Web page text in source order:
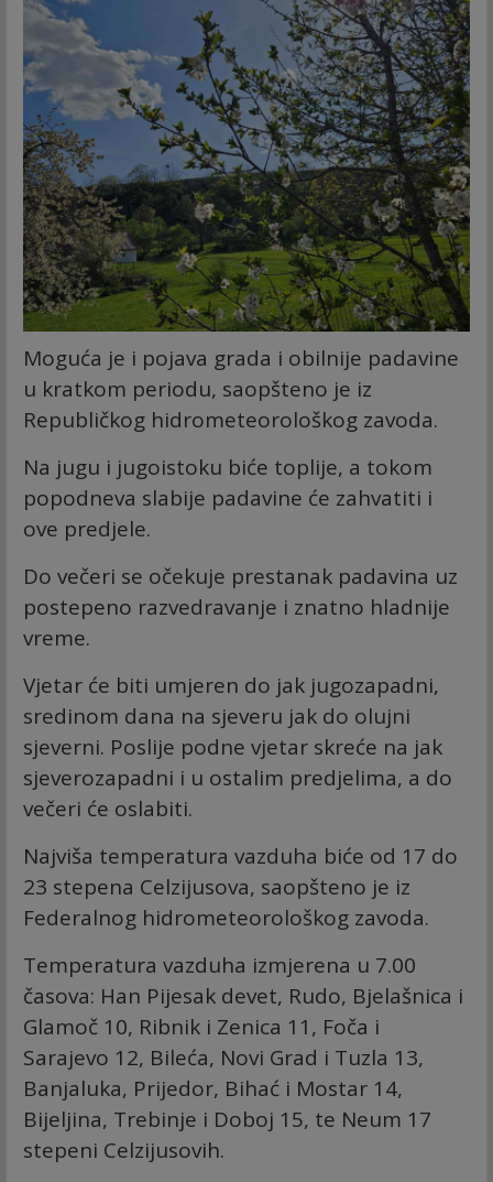
Moguća je i pojava grada i obilnije padavine
u kratkom periodu, saopšteno je iz
Republičkog hidrometeorološkog zavoda.
Na jugu i jugoistoku biće toplije, a tokom
popodneva slabije padavine će zahvatiti i
ove predjele.
Do večeri se očekuje prestanak padavina uz
postepeno razvedravanje i znatno hladnije
vreme.
Vjetar će biti umjeren do jak jugozapadni,
sredinom dana na sjeveru jak do olujni
sjeverni. Poslije podne vjetar skreće na jak
sjeverozapadni i u ostalim predjelima, a do
večeri će oslabiti.
Najviša temperatura vazduha biće od 17 do
23 stepena Celzijusova, saopšteno je iz
Federalnog hidrometeorološkog zavoda.
Temperatura vazduha izmjerena u 7.00
časova: Han Pijesak devet, Rudo, Bjelašnica i
Glamoč 10, Ribnik i Zenica 11, Foča i
Sarajevo 12, Bileća, Novi Grad i Tuzla 13,
Banjaluka, Prijedor, Bihać i Mostar 14,
Bijeljina, Trebinje i Doboj 15, te Neum 17
stepeni Celzijusovih.